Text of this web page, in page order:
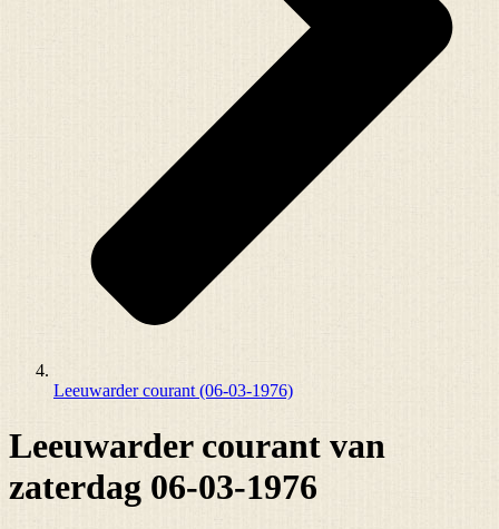
Leeuwarder courant (06-03-1976)
Leeuwarder courant van
zaterdag 06-03-1976